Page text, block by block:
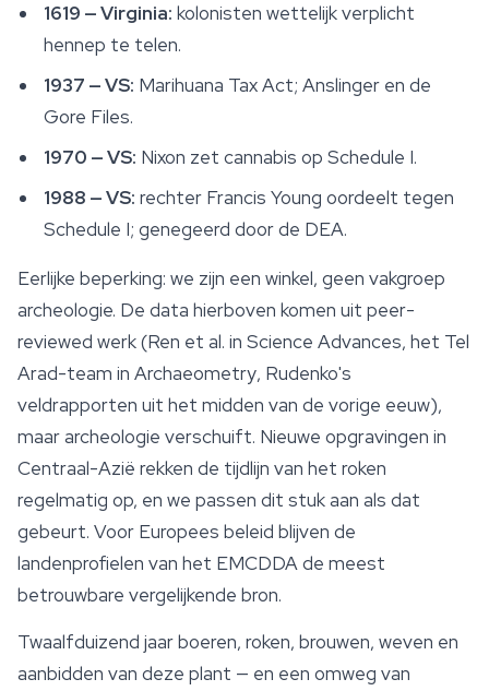
1619 — Virginia: kolonisten wettelijk verplicht
hennep te telen.
1937 — VS: Marihuana Tax Act; Anslinger en de
Gore Files.
1970 — VS: Nixon zet cannabis op Schedule I.
1988 — VS: rechter Francis Young oordeelt tegen
Schedule I; genegeerd door de DEA.
Eerlijke beperking: we zijn een winkel, geen vakgroep
archeologie. De data hierboven komen uit peer-
reviewed werk (Ren et al. in Science Advances, het Tel
Arad-team in Archaeometry, Rudenko's
veldrapporten uit het midden van de vorige eeuw),
maar archeologie verschuift. Nieuwe opgravingen in
Centraal-Azië rekken de tijdlijn van het roken
regelmatig op, en we passen dit stuk aan als dat
gebeurt. Voor Europees beleid blijven de
landenprofielen van het EMCDDA de meest
betrouwbare vergelijkende bron.
Twaalfduizend jaar boeren, roken, brouwen, weven en
aanbidden van deze plant — en een omweg van